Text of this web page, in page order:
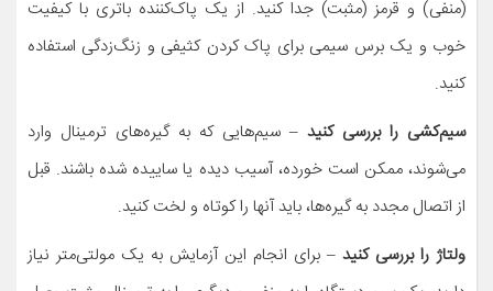
(منفی) و قرمز (مثبت) جدا کنید. از یک پاک‌کننده باتری با کیفیت
خوب و یک برس سیمی برای پاک کردن کثیفی و زنگ‌زدگی استفاده
کنید.
سیم‌کشی را بررسی کنید – سیم‌هایی که به گیره‌های ترمینال وارد
می‌شوند، ممکن است خورده، آسیب دیده یا ساییده شده باشند. قبل
از اتصال مجدد به گیره‌ها، باید آنها را کوتاه و لخت کنید.
ولتاژ را بررسی کنید – برای انجام این آزمایش به یک مولتی‌متر نیاز